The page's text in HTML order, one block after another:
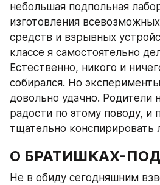
небольшая подпольная
изготовления
средств и взрывных
классе я самостоятельно
Естественно, никого и
собирался. Но
довольно удачно. Родители
радости по этому поводу, и
тщательно конспирировать
О БРАТИШКАХ-
Не в обиду сегодняшним